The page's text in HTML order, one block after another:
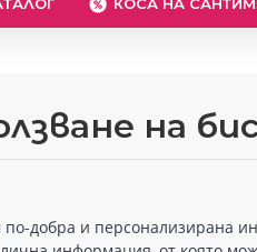
нa
добра и персонализирана